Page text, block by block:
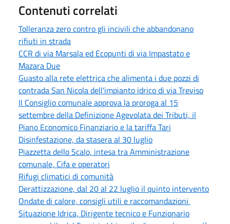
Contenuti correlati
Tolleranza zero contro gli incivili che abbandonano
rifiuti in strada
CCR di via Marsala ed Ecopunti di via Impastato e
Mazara Due
Guasto alla rete elettrica che alimenta i due pozzi di
contrada San Nicola dell'impianto idrico di via Treviso
Il Consiglio comunale approva la proroga al 15
settembre della Definizione Agevolata dei Tributi, il
Piano Economico Finanziario e la tariffa Tari
Disinfestazione, da stasera al 30 luglio
Piazzetta dello Scalo, intesa tra Amministrazione
comunale, Cifa e operatori
Rifugi climatici di comunità
Derattizzazione, dal 20 al 22 luglio il quinto intervento
Ondate di calore, consigli utili e raccomandazioni
Situazione Idrica, Dirigente tecnico e Funzionario